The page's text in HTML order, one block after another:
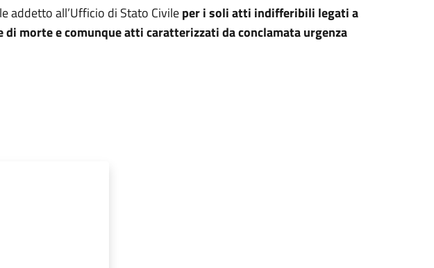
addetto all’Ufficio di Stato Civileper i soli atti indifferibili legati a
morte e comunque atti caratterizzati da conclamata urgenza